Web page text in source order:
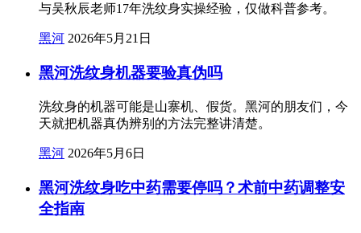
与吴秋辰老师17年洗纹身实操经验，仅做科普参考。
黑河 2026年5月21日
黑河洗纹身机器要验真伪吗
洗纹身的机器可能是山寨机、假货。黑河的朋友们，今
天就把机器真伪辨别的方法完整讲清楚。
黑河 2026年5月6日
黑河洗纹身吃中药需要停吗？术前中药调整安
全指南